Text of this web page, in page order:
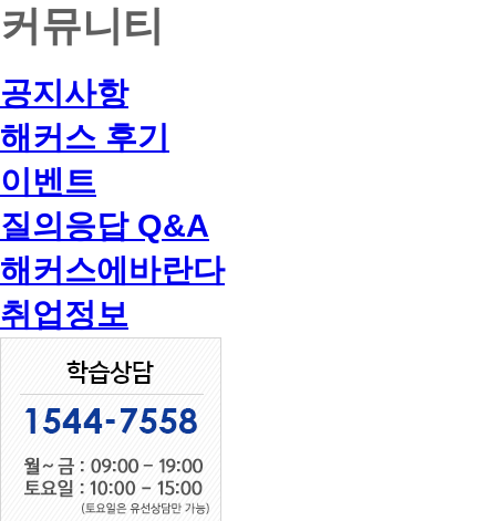
커뮤니티
공지사항
해커스 후기
이벤트
질의응답 Q&A
해커스에바란다
취업정보